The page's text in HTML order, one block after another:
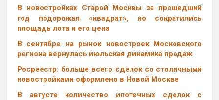
В новостройках Старой Москвы за прошедший
год подорожал «квадрат», но сократились
площадь лота и его цена
В сентябре на рынок новостроек Московского
региона вернулась июльская динамика продаж
Росреестр: больше всего сделок со столичными
новостройками оформлено в Новой Москве
В августе количество ипотечных сделок с